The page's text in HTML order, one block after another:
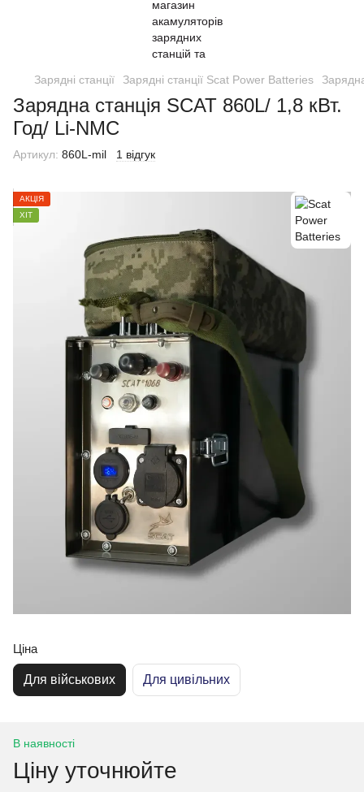
Зарядні станції Зарядні станції Scat Power Batteries
Зарядна станція SCAT 860L/ 1,8 кВт.
Год/ Li-NMC
Артикул: 860L-mil 1 відгук
АКЦІЯ
ХІТ
Ціна
Для військових Для цивільних
В наявності
Ціну уточнюйте